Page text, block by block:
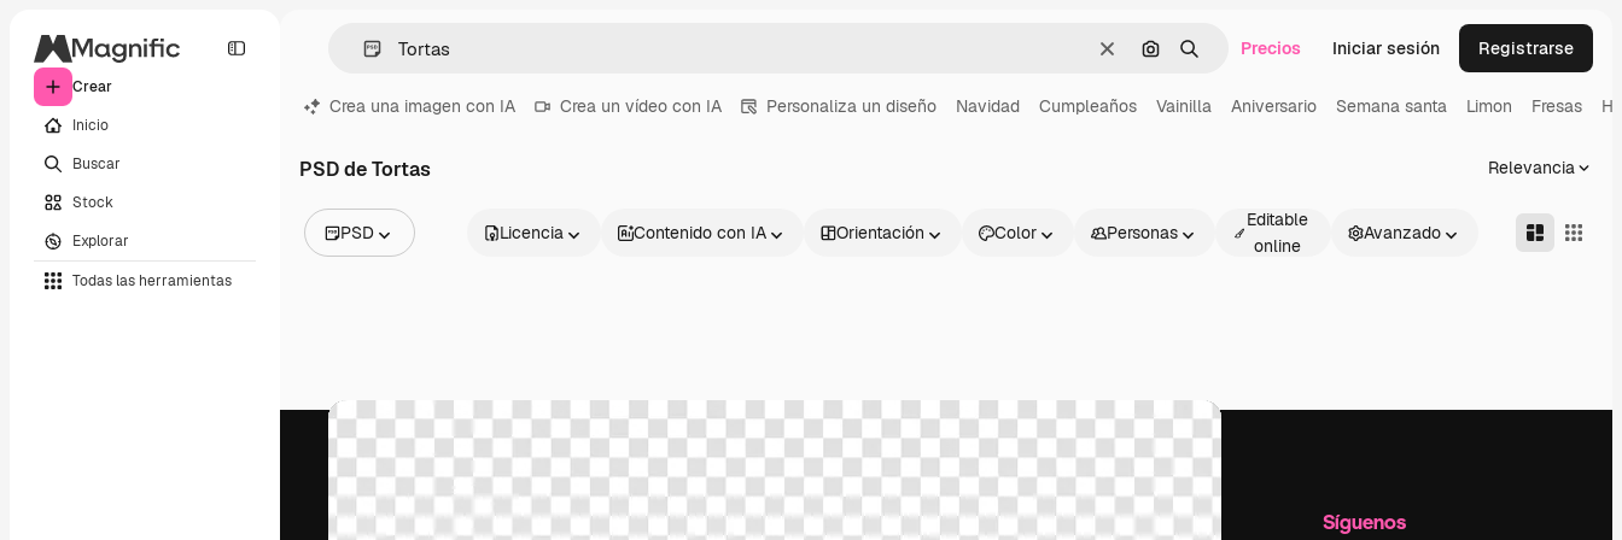
Crear
Inicio
Buscar
Stock
Explorar
Todas las herramientas
BorrarBuscar por imagen
BuscarPrecios Iniciar sesión Registrarse
Crea una imagen con IA Crea un vídeo con IA Personaliza un diseño Navidad Cumpleaños Vainilla Aniversario Semana santa Limon Fresas
PSD de Tortas Relevancia
PSD
Vídeos
Iconos
Modelos 3D
Fuentes
Licencia Contenido con IA Orientación Color Personas
Editable
online
Avanzado
Productos Información útil Empresa Síguenos